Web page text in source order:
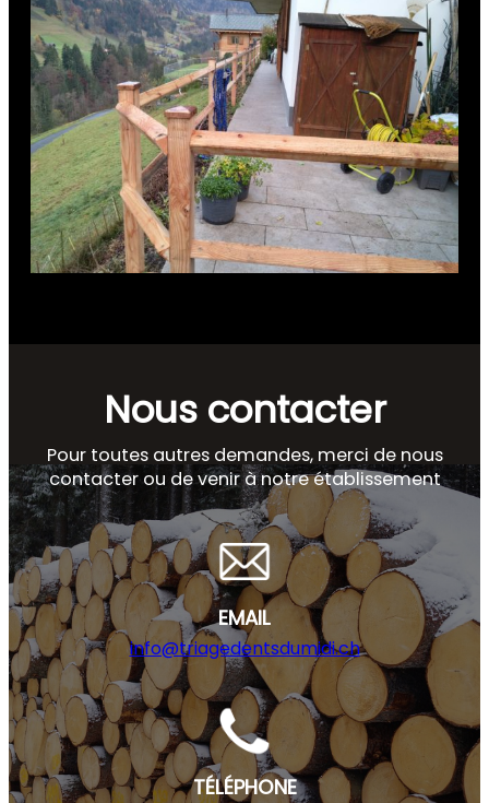
Nous contacter
Pour toutes autres demandes, merci de nous
contacter ou de venir à notre établissement
EMAIL
info@triagedentsdumidi.ch
TÉLÉPHONE